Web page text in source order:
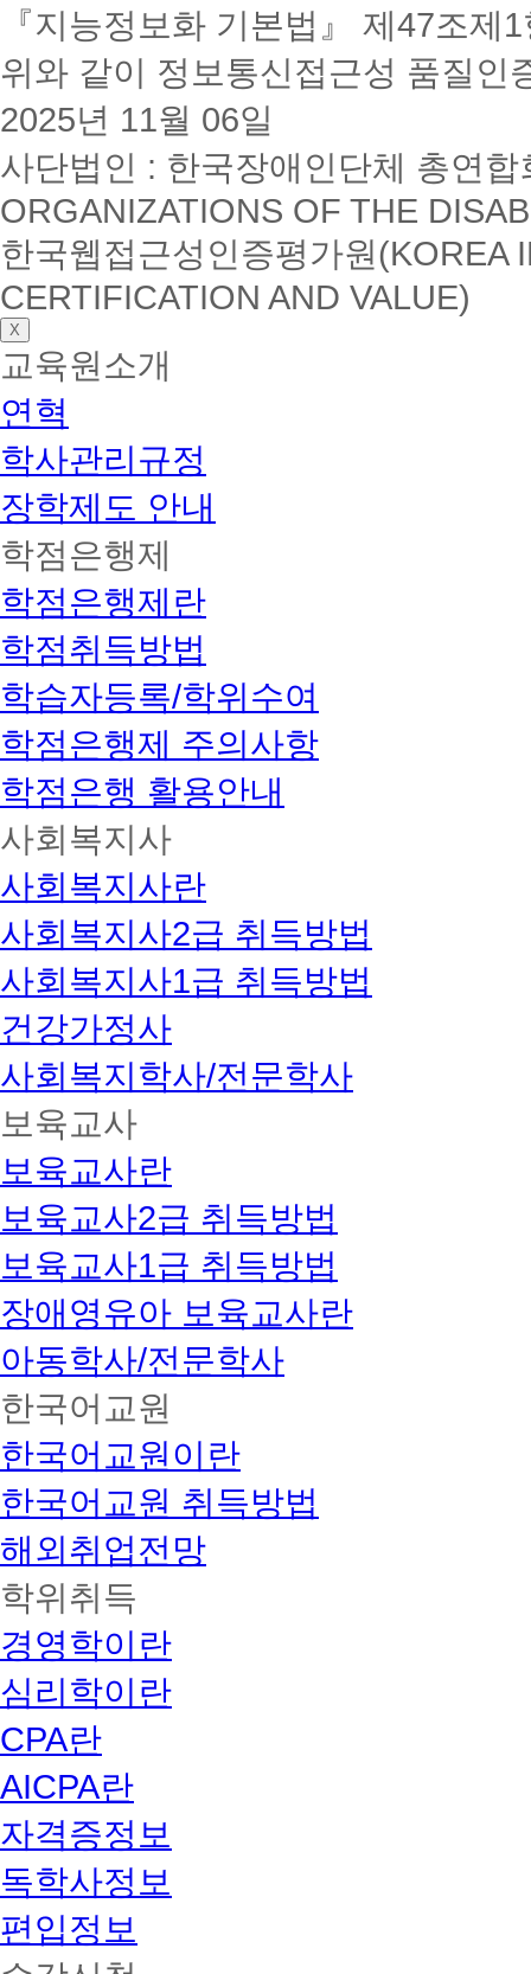
『지능정보화 기본법』 제47조
위와 같이 정보통신접근성 품질인
2025년 11월 06일
사단법인 : 한국장애인단체 총연
ORGANIZATIONS OF THE
한국웹접근성인증평가원(KOREA
CERTIFICATION AND VALUE)
X
교육원소개
연혁
학사관리규정
장학제도 안내
학점은행제
학점은행제란
학점취득방법
학습자등록/학위수여
학점은행제 주의사항
학점은행 활용안내
사회복지사
사회복지사란
사회복지사2급 취득방법
사회복지사1급 취득방법
건강가정사
사회복지학사/전문학사
보육교사
보육교사란
보육교사2급 취득방법
보육교사1급 취득방법
장애영유아 보육교사란
아동학사/전문학사
한국어교원
한국어교원이란
한국어교원 취득방법
해외취업전망
학위취득
경영학이란
심리학이란
CPA란
AICPA란
자격증정보
독학사정보
편입정보